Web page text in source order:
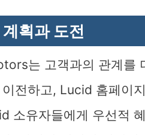
획과 도전
는 고객과의 관계를
전하고, Lucid 홈페이
소유자들에게 우선적